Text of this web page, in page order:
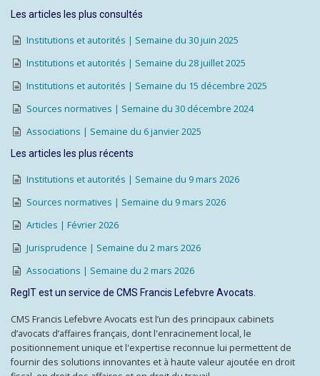
Les articles les plus consultés
Institutions et autorités | Semaine du 30 juin 2025
Institutions et autorités | Semaine du 28 juillet 2025
Institutions et autorités | Semaine du 15 décembre 2025
Sources normatives | Semaine du 30 décembre 2024
Associations | Semaine du 6 janvier 2025
Les articles les plus récents
Institutions et autorités | Semaine du 9 mars 2026
Sources normatives | Semaine du 9 mars 2026
Articles | Février 2026
Jurisprudence | Semaine du 2 mars 2026
Associations | Semaine du 2 mars 2026
RegIT est un service de CMS Francis Lefebvre Avocats.
CMS Francis Lefebvre Avocats est l’un des principaux cabinets
d’avocats d’affaires français, dont l'enracinement local, le
positionnement unique et l'expertise reconnue lui permettent de
fournir des solutions innovantes et à haute valeur ajoutée en droit